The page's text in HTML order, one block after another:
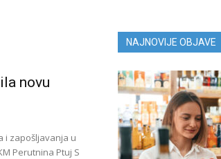
novu
i zapošljavanja u
Perutnina Ptuj S
NAJNOVIJE OBJAVE